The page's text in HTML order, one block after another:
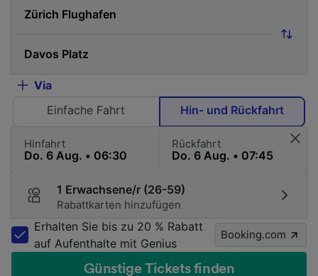
Via
Einfache Fahrt
Hin- und Rückfahrt
Hinfahrt Rückfahrt
1 Erwachsene/r (26-59)
Rabattkarten hinzufügen
Erhalten Sie bis zu 20 % Rabatt
auf Aufenthalte mit Genius
Booking.com
Günstige Tickets finden